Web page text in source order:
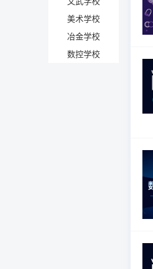
美术学校
冶金学校
数控学校